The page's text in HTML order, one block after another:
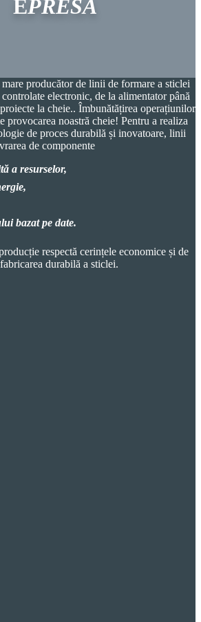
EPRESA
mare producător de linii de formare a sticlei
electronic, de la alimentator până
la cheie.. Îmbunătățirea operațiunilor
provocarea noastră cheie! Pentru a realiza
de proces durabilă și inovatoare, linii
de componente
a resurselor,
bazat pe date.
respectă cerințele economice și de
durabilă a sticlei.